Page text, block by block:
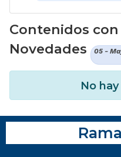
Contenidos
Novedades
05 -
No